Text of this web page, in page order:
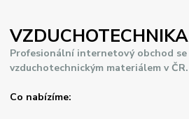
VZDUCHOTECHNIKA
Profesionální internetový obchod se
vzduchotechnickým materiálem v ČR.
Co nabízíme: